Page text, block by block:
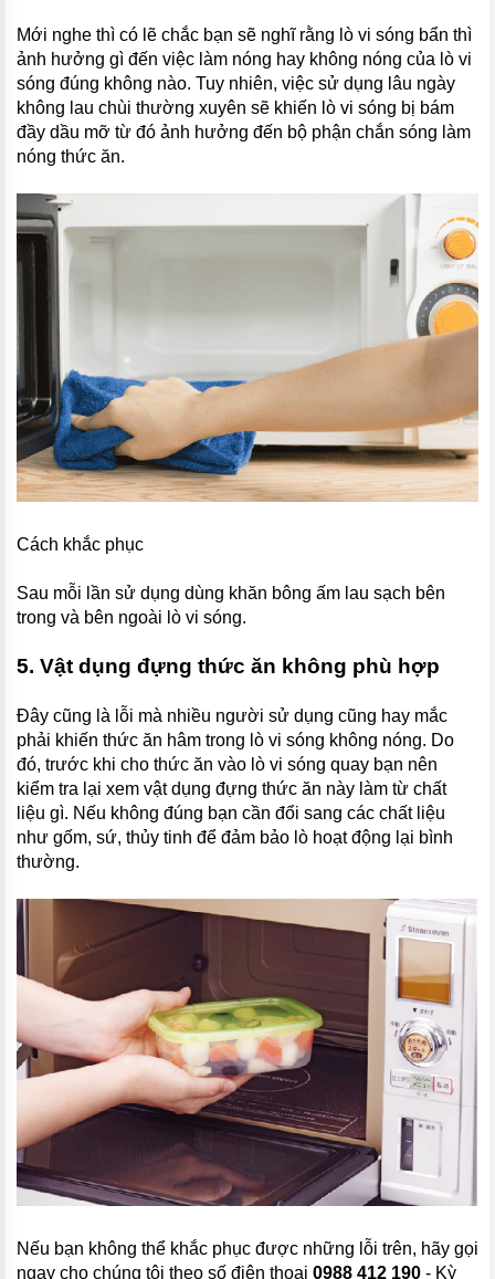
Mới nghe thì có lẽ chắc bạn sẽ nghĩ rằng lò vi sóng bẩn thì
ảnh hưởng gì đến việc làm nóng hay không nóng của lò vi
sóng đúng không nào. Tuy nhiên, việc sử dụng lâu ngày
không lau chùi thường xuyên sẽ khiến lò vi sóng bị bám
đầy dầu mỡ từ đó ảnh hưởng đến bộ phận chắn sóng làm
nóng thức ăn.
Cách khắc phục
Sau mỗi lần sử dụng dùng khăn bông ấm lau sạch bên
trong và bên ngoài lò vi sóng.
5. Vật dụng đựng thức ăn không phù hợp
Đây cũng là lỗi mà nhiều người sử dụng cũng hay mắc
phải khiến thức ăn hâm trong lò vi sóng không nóng. Do
đó, trước khi cho thức ăn vào lò vi sóng quay bạn nên
kiểm tra lại xem vật dụng đựng thức ăn này làm từ chất
liệu gì. Nếu không đúng bạn cần đổi sang các chất liệu
như gốm, sứ, thủy tinh để đảm bảo lò hoạt động lại bình
thường.
Nếu bạn không thể khắc phục được những lỗi trên, hãy gọi
ngay cho chúng tôi theo số điện thoại 0988 412 190 - Kỳ